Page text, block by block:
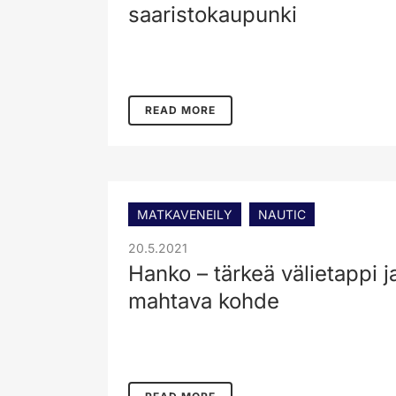
saaristokaupunki
READ MORE
MATKAVENEILY NAUTIC
20.5.2021
Hanko – tärkeä välietappi
mahtava kohde